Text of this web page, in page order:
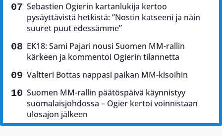
Sebastien Ogierin kartanlukija kertoo
pysäyttävistä hetkistä: ”Nostin katseeni ja näin
suuret puut edessämme”
EK18: Sami Pajari nousi Suomen MM-rallin
kärkeen ja kommentoi Ogierin tilannetta
Valtteri Bottas nappasi paikan MM-kisoihin
Suomen MM-rallin päätöspäivä käynnistyy
suomalaisjohdossa – Ogier kertoi voinnistaan
ulosajon jälkeen